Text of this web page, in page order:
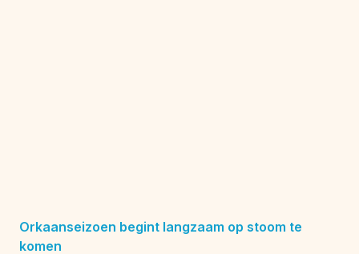
Orkaanseizoen begint langzaam op stoom te
komen